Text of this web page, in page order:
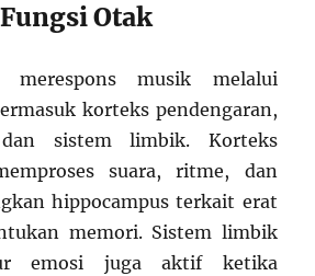
Otak
merespons musik melalui
korteks pendengaran,
dan sistem limbik. Korteks
suara, ritme, dan
hippocampus terkait erat
memori. Sistem limbik
emosi juga aktif ketika